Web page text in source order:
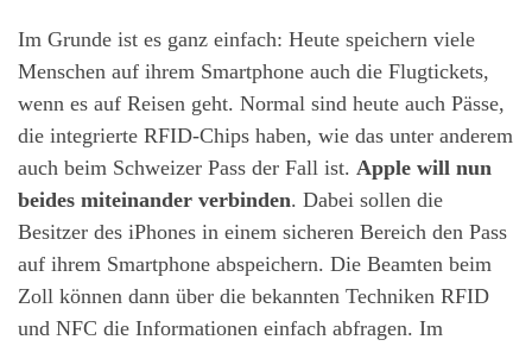
Im Grunde ist es ganz einfach: Heute speichern viele
Menschen auf ihrem Smartphone auch die Flugtickets,
wenn es auf Reisen geht. Normal sind heute auch Pässe,
die integrierte RFID-Chips haben, wie das unter anderem
auch beim Schweizer Pass der Fall ist. Apple will nun
beides miteinander verbinden. Dabei sollen die
Besitzer des iPhones in einem sicheren Bereich den Pass
auf ihrem Smartphone abspeichern. Die Beamten beim
Zoll können dann über die bekannten Techniken RFID
und NFC die Informationen einfach abfragen. Im